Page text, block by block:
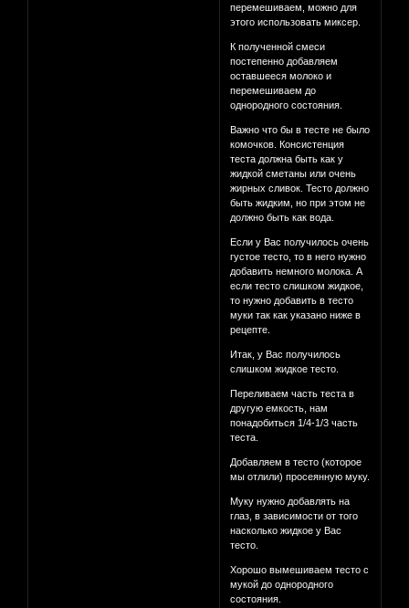
перемешиваем, можно для
этого использовать миксер.
К полученной смеси
постепенно добавляем
оставшееся молоко и
перемешиваем до
однородного состояния.
Важно что бы в тесте не было
комочков. Консистенция
теста должна быть как у
жидкой сметаны или очень
жирных сливок. Тесто должно
быть жидким, но при этом не
должно быть как вода.
Если у Вас получилось очень
густое тесто, то в него нужно
добавить немного молока. А
если тесто слишком жидкое,
то нужно добавить в тесто
муки так как указано ниже в
рецепте.
Итак, у Вас получилось
слишком жидкое тесто.
Переливаем часть теста в
другую емкость, нам
понадобиться 1/4-1/3 часть
теста.
Добавляем в тесто (которое
мы отлили) просеянную муку.
Муку нужно добавлять на
глаз, в зависимости от того
насколько жидкое у Вас
тесто.
Хорошо вымешиваем тесто с
мукой до однородного
состояния.